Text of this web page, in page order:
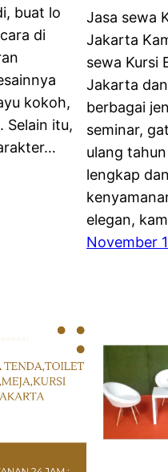
buat lo
di
kokoh,
Selain itu,
Jasa sewa
Jakarta
sewa Kursi
Jakarta
berbagai
seminar,
ulang
lengkap
elegan,
November